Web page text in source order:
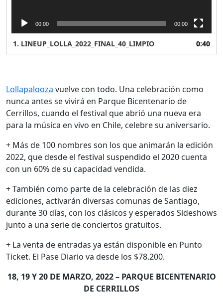
00:00 00:00
1. LINEUP_LOLLA_2022_FINAL_40_LIMPIO 0:40
Lollapalooza vuelve con todo. Una celebración como
nunca antes se vivirá en Parque Bicentenario de
Cerrillos, cuando el festival que abrió una nueva era
para la música en vivo en Chile, celebre su aniversario.
+ Más de 100 nombres son los que animarán la edición
2022, que desde el festival suspendido el 2020 cuenta
con un 60% de su capacidad vendida.
+ También como parte de la celebración de las diez
ediciones, activarán diversas comunas de Santiago,
durante 30 días, con los clásicos y esperados Sideshows
junto a una serie de conciertos gratuitos.
+ La venta de entradas ya están disponible en Punto
Ticket. El Pase Diario va desde los $78.200.
18, 19 Y 20 DE MARZO, 2022 – PARQUE BICENTENARIO
DE CERRILLOS